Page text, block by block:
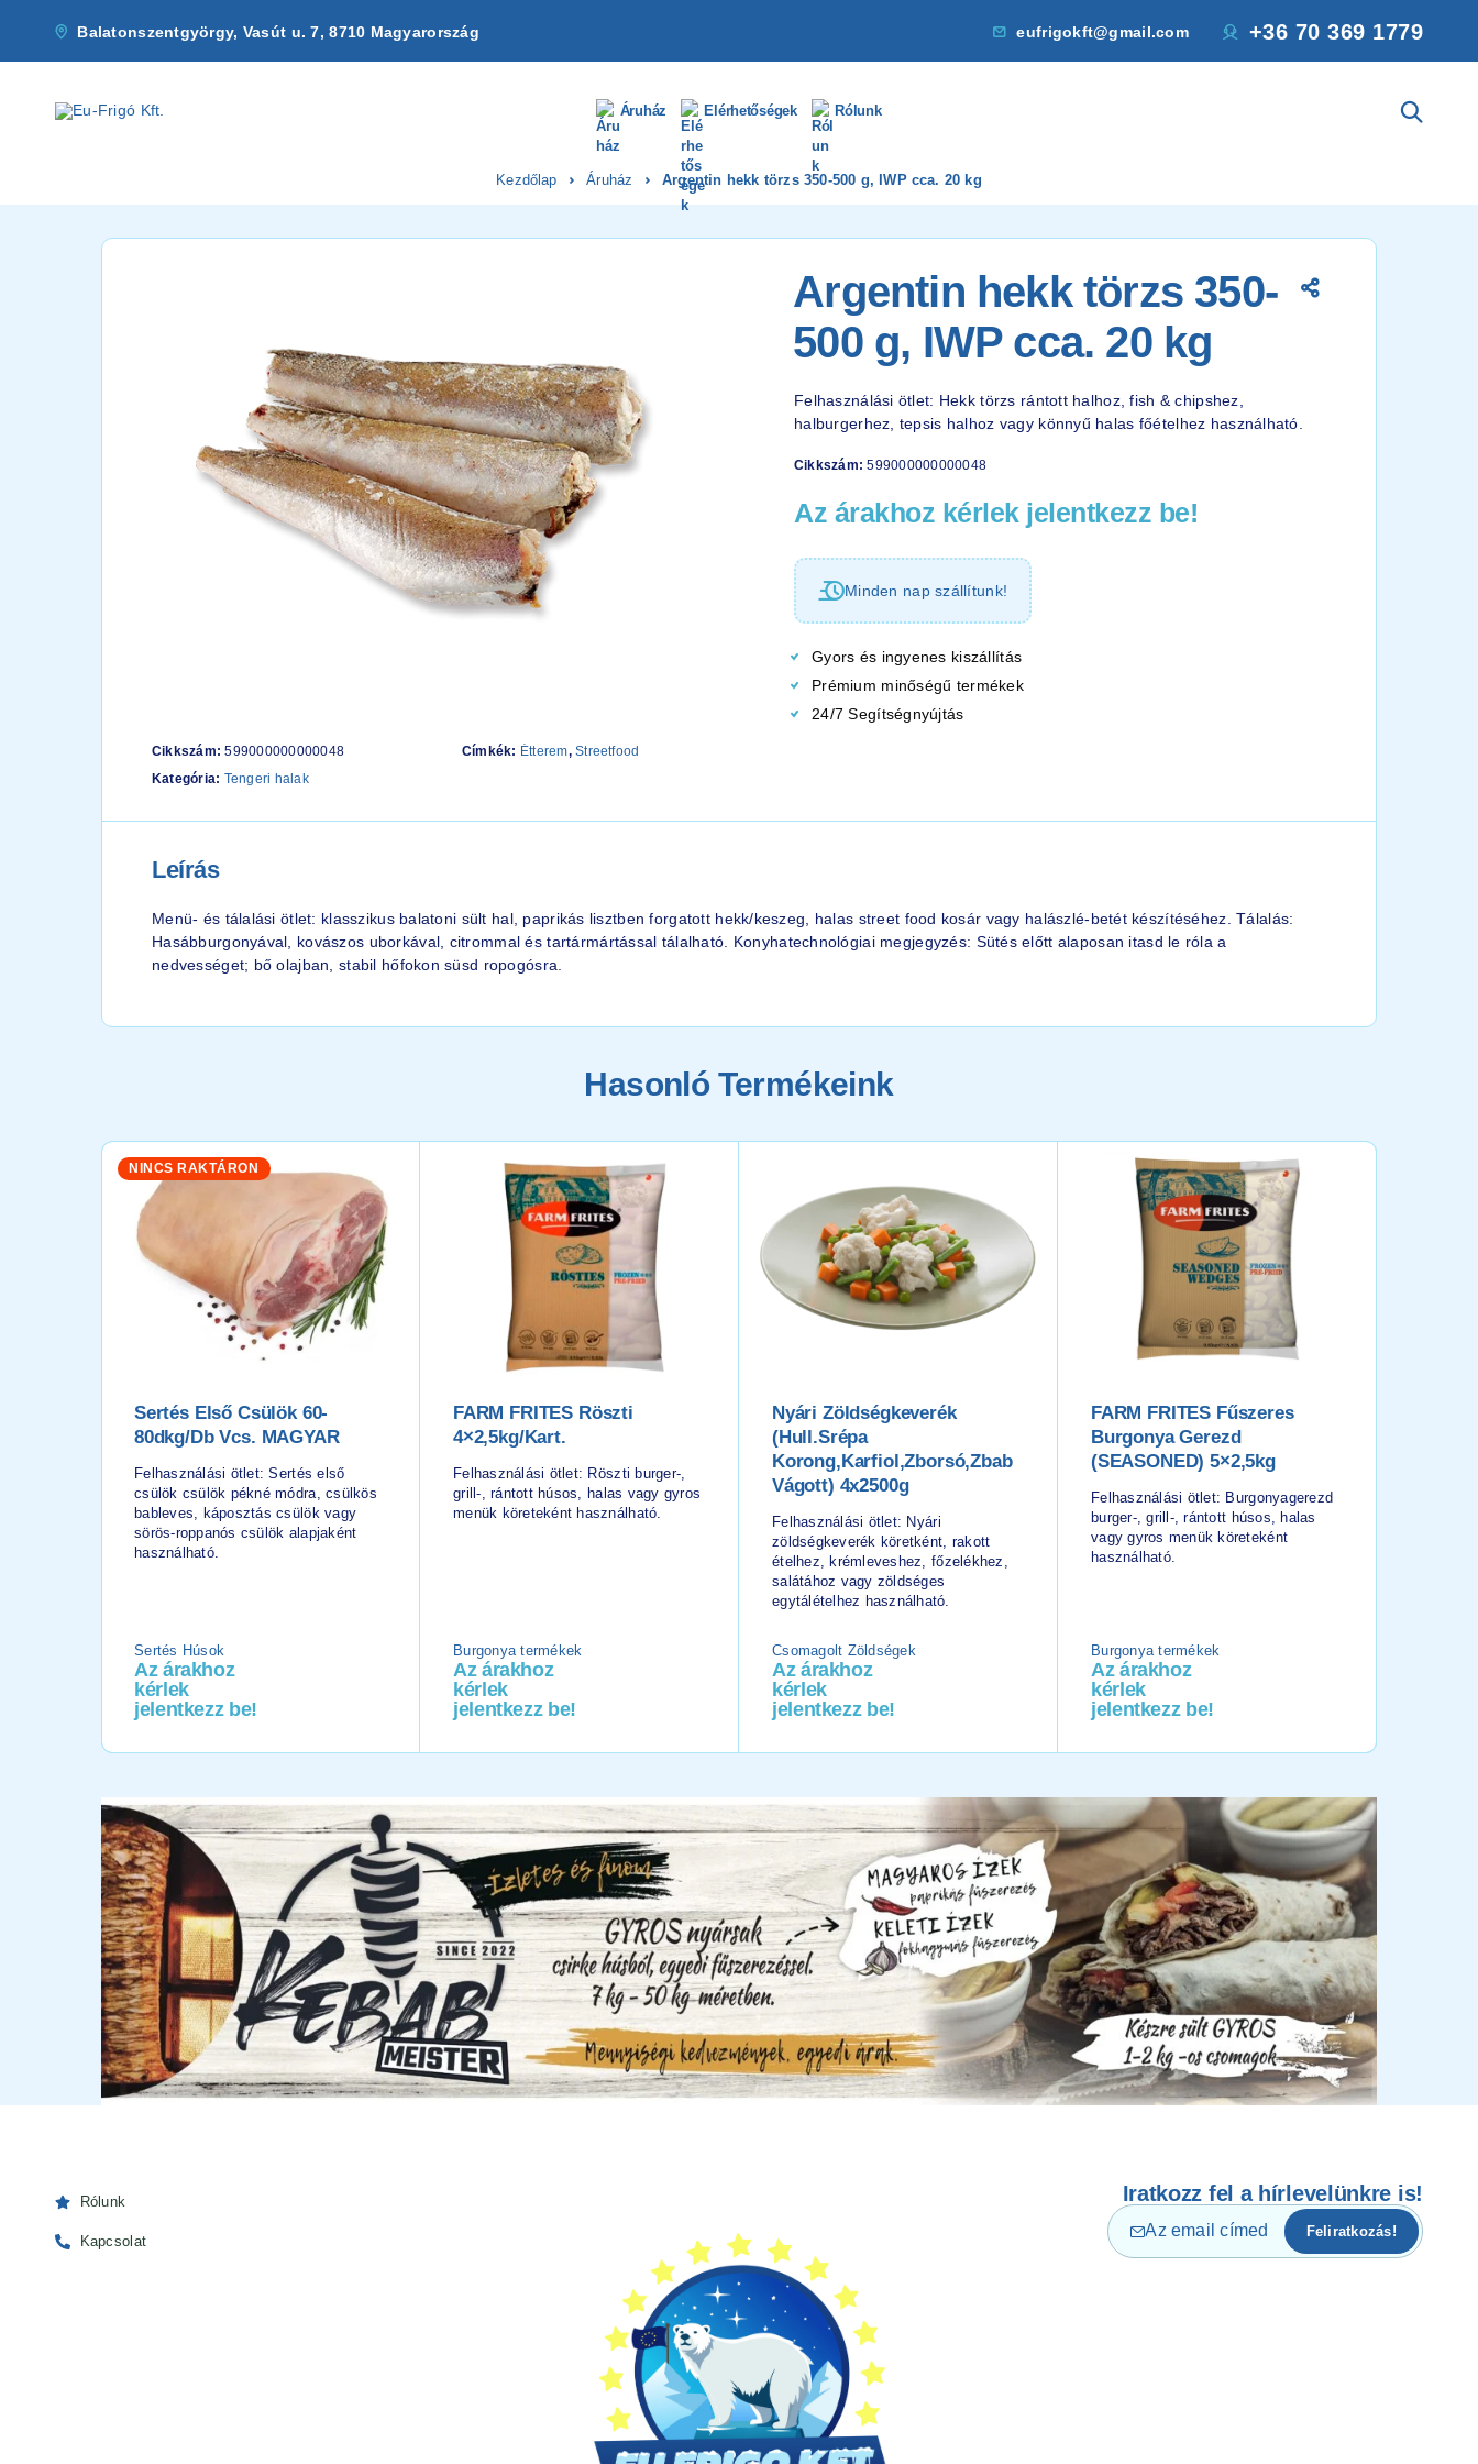
Balatonszentgyörgy, Vasút u. 7, 8710 Magyarország eufrigokft@gmail.com +36 70 369 1779
Áruház Elérhetőségek Rólunk
Kezdőlap Áruház Argentin hekk törzs 350-500 g, IWP cca. 20 kg
Cikkszám:599000000000048
Kategória: Tengeri halak
Címkék: Étterem,Streetfood
Argentin hekk törzs 350-
500 g, IWP cca. 20 kg
Felhasználási ötlet: Hekk törzs rántott halhoz, fish & chipshez,
halburgerhez, tepsis halhoz vagy könnyű halas főételhez használható.
Cikkszám:599000000000048
Az árakhoz kérlek jelentkezz be!
Minden nap szállítunk!
Gyors és ingyenes kiszállítás
Prémium minőségű termékek
24/7 Segítségnyújtás
Leírás
Menü- és tálalási ötlet: klasszikus balatoni sült hal, paprikás lisztben forgatott hekk/keszeg, halas street food kosár vagy halászlé-betét készítéséhez. Tálalás:
Hasábburgonyával, kovászos uborkával, citrommal és tartármártással tálalható. Konyhatechnológiai megjegyzés: Sütés előtt alaposan itasd le róla a
nedvességet; bő olajban, stabil hőfokon süsd ropogósra.
Hasonló Termékeink
NINCS RAKTÁRON
Sertés Első Csülök 60-
80dkg/db Vcs. MAGYAR
Felhasználási ötlet: Sertés első
csülök csülök pékné módra, csülkös
bableves, káposztás csülök vagy
sörös-roppanós csülök alapjaként
használható.
Sertés Húsok
Az árakhoz
kérlek
jelentkezz be!
FARM FRITES Röszti
4×2,5kg/kart.
Felhasználási ötlet: Röszti burger-,
grill-, rántott húsos, halas vagy gyros
menük köreteként használható.
Burgonya termékek
Az árakhoz
kérlek
jelentkezz be!
Nyári Zöldségkeverék
(hull.srépa
Korong,karfiol,zborsó,zbab
Vágott) 4x2500g
Felhasználási ötlet: Nyári
zöldségkeverék köretként, rakott
ételhez, krémleveshez, főzelékhez,
salátához vagy zöldséges
egytálételhez használható.
Csomagolt Zöldségek
Az árakhoz
kérlek
jelentkezz be!
FARM FRITES Fűszeres
Burgonya Gerezd
(SEASONED) 5×2,5kg
Felhasználási ötlet: Burgonyagerezd
burger-, grill-, rántott húsos, halas
vagy gyros menük köreteként
használható.
Burgonya termékek
Az árakhoz
kérlek
jelentkezz be!
Rólunk
Kapcsolat
Iratkozz fel a hírlevelünkre is!